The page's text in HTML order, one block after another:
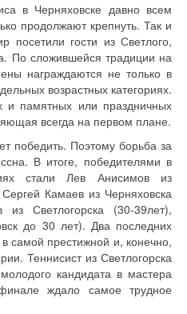
в Черняховске давно всем
продолжают крепнуть. Так и
посетили гости из Светлого,
По сложившейся традиции на
награждаются не только в
возрастных категориях.
памятных или праздничных
всегда на первом плане.
победить. Поэтому борьба за
В итоге, победителями в
стали Лев Анисимов из
Камаев из Черняховска
Светлогорска (30-39лет),
до 30 лет). Два последних
самой престижной и, конечно,
Теннисист из Светлогорска
кандидата в мастера
ждало самое трудное